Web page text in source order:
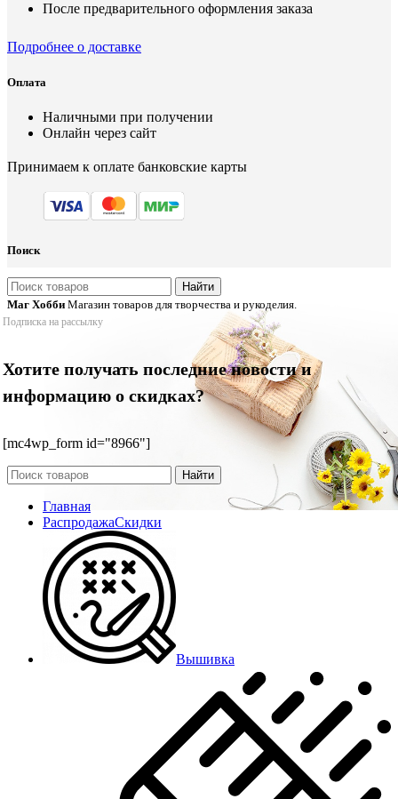
После предварительного оформления заказа
Подробнее о доставке
Оплата
Наличными при получении
Онлайн через сайт
Принимаем к оплате банковские карты
Поиск
Найти
Маг Хобби Магазин товаров для творчества и рукоделия.
Подписка на рассылку
Хотите получать последние новости и
информацию о скидках?
[mc4wp_form id="8966"]
Найти
Главная
РаспродажаСкидки
Вышивка